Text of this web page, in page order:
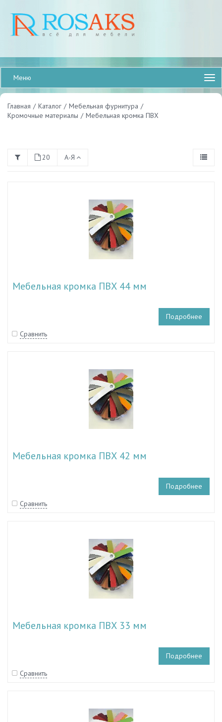
Меню
Главная / Каталог / Мебельная фурнитура /
Кромочные материалы / Мебельная кромка ПВХ
20 А-Я
Мебельная кромка ПВХ 44 мм
Подробнее
Сравнить
Мебельная кромка ПВХ 42 мм
Подробнее
Сравнить
Мебельная кромка ПВХ 33 мм
Подробнее
Сравнить